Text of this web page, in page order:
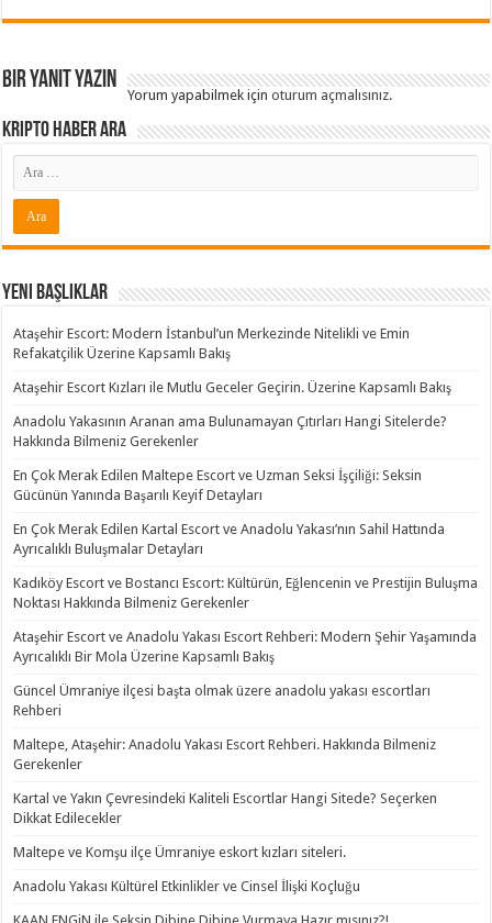
Bir yanıt yazın
Yorum yapabilmek içinoturum açmalısınız.
Kripto Haber ARA
Yeni Başlıklar
Ataşehir Escort: Modern İstanbul’un Merkezinde Nitelikli ve Emin
Refakatçilik Üzerine Kapsamlı Bakış
Ataşehir Escort Kızları ile Mutlu Geceler Geçirin. Üzerine Kapsamlı Bakış
Anadolu Yakasının Aranan ama Bulunamayan Çıtırları Hangi Sitelerde?
Hakkında Bilmeniz Gerekenler
En Çok Merak Edilen Maltepe Escort ve Uzman Seksi İşçiliği: Seksin
Gücünün Yanında Başarılı Keyif Detayları
En Çok Merak Edilen Kartal Escort ve Anadolu Yakası’nın Sahil Hattında
Ayrıcalıklı Buluşmalar Detayları
Kadıköy Escort ve Bostancı Escort: Kültürün, Eğlencenin ve Prestijin Buluşma
Noktası Hakkında Bilmeniz Gerekenler
Ataşehir Escort ve Anadolu Yakası Escort Rehberi: Modern Şehir Yaşamında
Ayrıcalıklı Bir Mola Üzerine Kapsamlı Bakış
Güncel Ümraniye ilçesi başta olmak üzere anadolu yakası escortları
Rehberi
Maltepe, Ataşehir: Anadolu Yakası Escort Rehberi. Hakkında Bilmeniz
Gerekenler
Kartal ve Yakın Çevresindeki Kaliteli Escortlar Hangi Sitede? Seçerken
Dikkat Edilecekler
Maltepe ve Komşu ilçe Ümraniye eskort kızları siteleri.
Anadolu Yakası Kültürel Etkinlikler ve Cinsel İlişki Koçluğu